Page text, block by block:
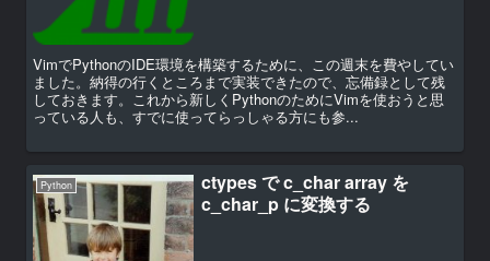
VimでPythonのIDE環境を構築するために、この週末を費やしてい
ました。納得の行くところまで実装できたので、忘備録として残
しておきます。これから新しくPythonのためにVimを使おうと思
っている人も、すでに使ってらっしゃる方にも参...
Python
ctypes で c_char array を
c_char_p に変換する